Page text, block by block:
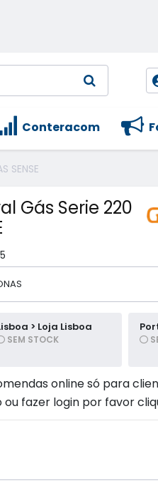
Conteracom
SENSE
Gás Serie 220
> Loja Lisboa
SEM STOCK
online só para
fazer login por favor